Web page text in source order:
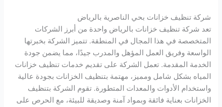
شركة تنظيف خزانات بحي الناصرية بالرياض
تعد شركة تنظيف خزانات بالرياض واحدة من أبرز الشركات
المتخصصة في هذا المجال في المنطقة. تتميز الشركة بخبرتها
الواسعة وفريق العمل المؤهل والمدرب جيدًا، مما يضمن جودة
الخدمة المقدمة. تعمل الشركة على تقديم خدمات تنظيف خزانات
المياه بشكل شامل ومميز، مهتمة بتنظيف الخزانات بجودة عالية
واستخدام الأدوات والمعدات المتطورة. تقوم الشركة بتنظيف
الخزانات بعناية فائقة وبمواد آمنة وصديقة للبيئة، مع الحرص على